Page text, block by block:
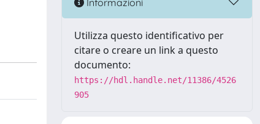
Utilizza questo identificativo per
citare o creare un link a questo
documento:
https://hdl.handle.net/11386/4526
905